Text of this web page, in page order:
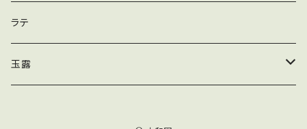
かりがねほうじ茶ティーバッグ
黒豆入りかりがねほうじ茶ティーバッグ
ほうじ茶
煎茶
ラテ
玉露